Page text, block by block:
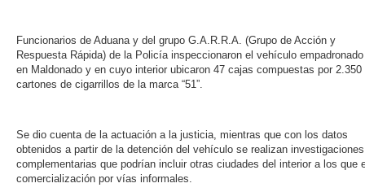
Funcionarios de Aduana y del grupo G.A.R.R.A. (Grupo de Acción y
Respuesta Rápida) de la Policía inspeccionaron el vehículo empadronado
en Maldonado y en cuyo interior ubicaron 47 cajas compuestas por 2.350
cartones de cigarrillos de la marca “51”.
Se dio cuenta de la actuación a la justicia, mientras que con los datos
obtenidos a partir de la detención del vehículo se realizan investigaciones
complementarias que podrían incluir otras ciudades del interior a los que
comercialización por vías informales.